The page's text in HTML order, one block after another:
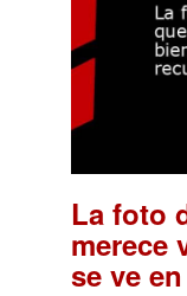
La foto
merece
se ve